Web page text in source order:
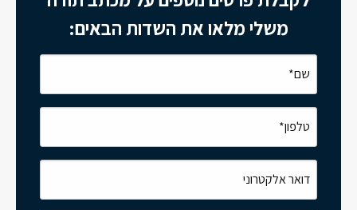
משלי מלאו את השדות הבאים: